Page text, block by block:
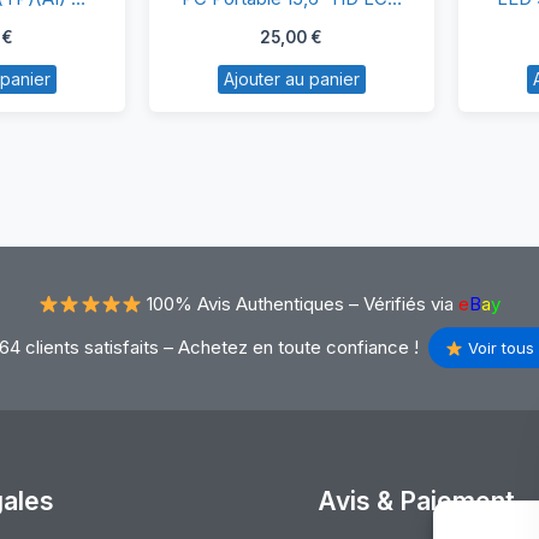
– Haute
€
Écran
Portable
30
25,00 €
Ajouter au panier
100% Avis Authentiques – Vérifiés via eBay
clients satisfaits – Achetez en toute confiance !
Voir tous
Avis & Paiement